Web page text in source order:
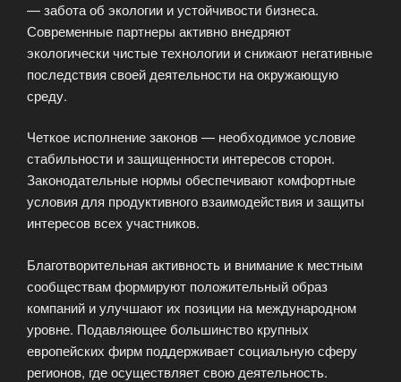
— забота об экологии и устойчивости бизнеса.
Современные партнеры активно внедряют
экологически чистые технологии и снижают негативные
последствия своей деятельности на окружающую
среду.
Четкое исполнение законов — необходимое условие
стабильности и защищенности интересов сторон.
Законодательные нормы обеспечивают комфортные
условия для продуктивного взаимодействия и защиты
интересов всех участников.
Благотворительная активность и внимание к местным
сообществам формируют положительный образ
компаний и улучшают их позиции на международном
уровне. Подавляющее большинство крупных
европейских фирм поддерживает социальную сферу
регионов, где осуществляет свою деятельность.